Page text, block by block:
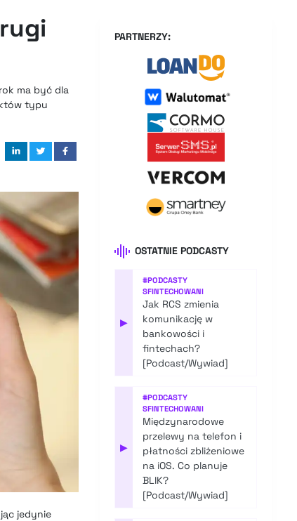
ma być dla
typu
jedynie
PARTNERZY:
OSTATNIE PODCASTY
▶
#PODCASTY
SFINTECHOWANI
Jak RCS zmienia
komunikację w
bankowości i
fintechach?
[Podcast/Wywiad]
▶
#PODCASTY
SFINTECHOWANI
Międzynarodowe
przelewy na telefon i
płatności zbliżeniowe
na iOS. Co planuje
BLIK?
[Podcast/Wywiad]